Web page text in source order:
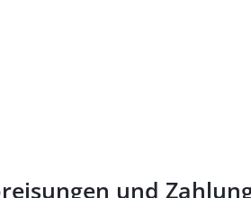
und